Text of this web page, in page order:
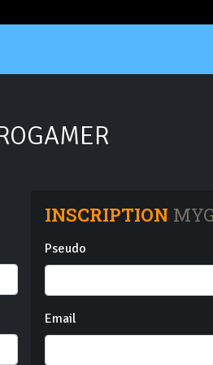
INSCRIPTION
Pseudo
Email